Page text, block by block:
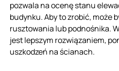
pozwala na ocenę stanu
budynku. Aby to zrobić, może
rusztowania lub podnośnika.
jest lepszym rozwiązaniem,
uszkodzeń na ścianach.